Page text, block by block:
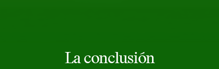
La conclusión